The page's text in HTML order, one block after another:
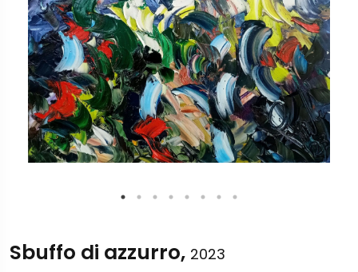
Sbuffo di azzurro, 2023